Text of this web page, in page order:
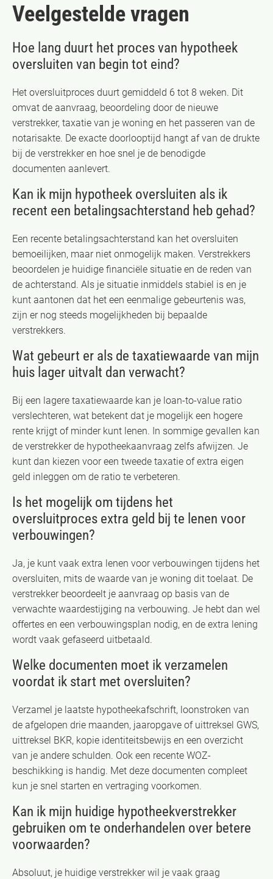
Veelgestelde vragen
Hoe lang duurt het proces van hypotheek
oversluiten van begin tot eind?
Het oversluitproces duurt gemiddeld 6 tot 8 weken. Dit
omvat de aanvraag, beoordeling door de nieuwe
verstrekker, taxatie van je woning en het passeren van de
notarisakte. De exacte doorlooptijd hangt af van de drukte
bij de verstrekker en hoe snel je de benodigde
documenten aanlevert.
Kan ik mijn hypotheek oversluiten als ik
recent een betalingsachterstand heb gehad?
Een recente betalingsachterstand kan het oversluiten
bemoeilijken, maar niet onmogelijk maken. Verstrekkers
beoordelen je huidige financiële situatie en de reden van
de achterstand. Als je situatie inmiddels stabiel is en je
kunt aantonen dat het een eenmalige gebeurtenis was,
zijn er nog steeds mogelijkheden bij bepaalde
verstrekkers.
Wat gebeurt er als de taxatiewaarde van mijn
huis lager uitvalt dan verwacht?
Bij een lagere taxatiewaarde kan je loan-to-value ratio
verslechteren, wat betekent dat je mogelijk een hogere
rente krijgt of minder kunt lenen. In sommige gevallen kan
de verstrekker de hypotheekaanvraag zelfs afwijzen. Je
kunt dan kiezen voor een tweede taxatie of extra eigen
geld inleggen om de ratio te verbeteren.
Is het mogelijk om tijdens het
oversluitproces extra geld bij te lenen voor
verbouwingen?
Ja, je kunt vaak extra lenen voor verbouwingen tijdens het
oversluiten, mits de waarde van je woning dit toelaat. De
verstrekker beoordeelt je aanvraag op basis van de
verwachte waardestijging na verbouwing. Je hebt dan wel
offertes en een verbouwingsplan nodig, en de extra lening
wordt vaak gefaseerd uitbetaald.
Welke documenten moet ik verzamelen
voordat ik start met oversluiten?
Verzamel je laatste hypotheekafschrift, loonstroken van
de afgelopen drie maanden, jaaropgave of uittreksel GWS,
uittreksel BKR, kopie identiteitsbewijs en een overzicht
van je andere schulden. Ook een recente WOZ-
beschikking is handig. Met deze documenten compleet
kun je snel starten en vertraging voorkomen.
Kan ik mijn huidige hypotheekverstrekker
gebruiken om te onderhandelen over betere
voorwaarden?
Absoluut, je huidige verstrekker wil je vaak graag